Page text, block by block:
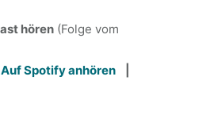
hören (Folge vom
Auf Spotify anhören